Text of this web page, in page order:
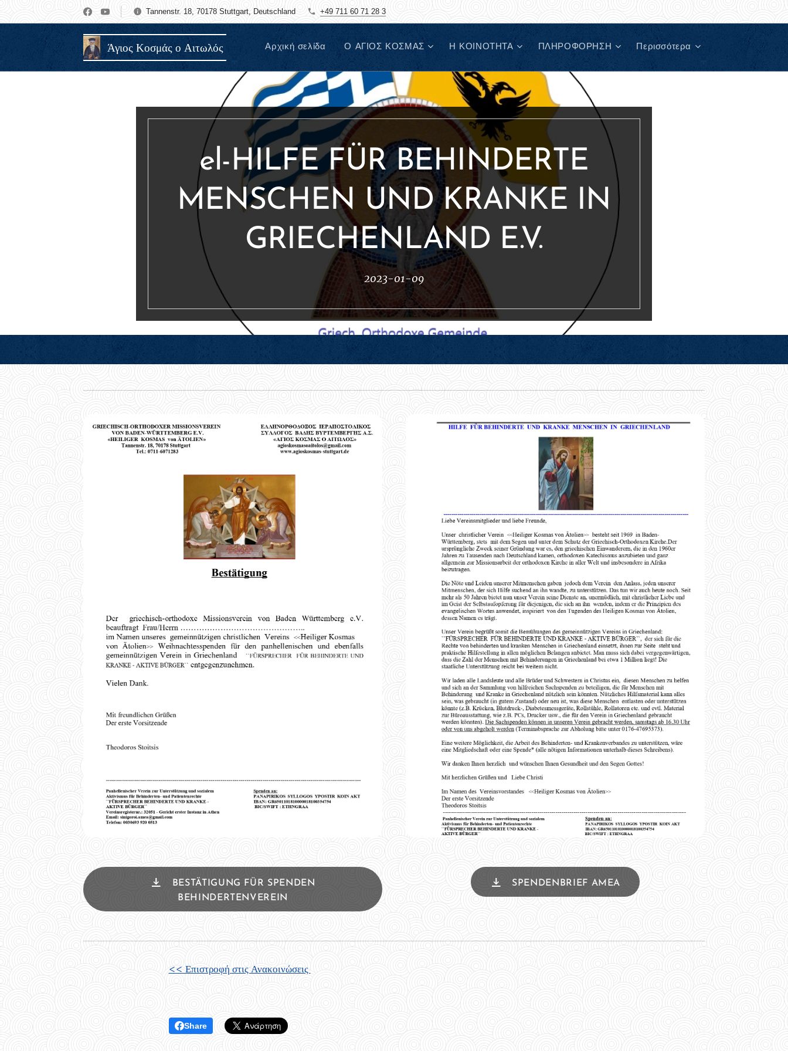
Tannenstr. 18, 70178 Stuttgart, Deutschland +49 711 60 71 28 3
Άγιος Κοσμάς ο Αιτωλός Αρχική σελίδα Ο ΑΓΙΟΣ ΚΟΣΜΑΣ Η ΚΟΙΝΟΤΗΤΑ ΠΛΗΡΟΦΟΡΗΣΗ Περισσότερα
el-HILFE FÜR BEHINDERTE
MENSCHEN UND KRANKE IN
GRIECHENLAND E.V.
2023-01-09
BESTÄTIGUNG FÜR SPENDEN
BEHINDERTENVEREIN
SPENDENBRIEF AMEA
<< Επιστροφή στις Ανακοινώσεις
Share